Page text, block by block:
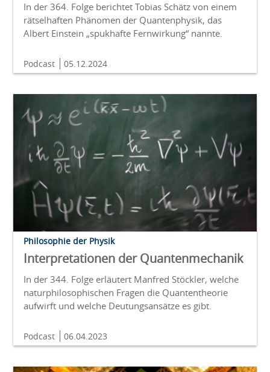
In der 364. Folge berichtet Tobias Schätz von einem
rätselhaften Phänomen der Quantenphysik, das
Albert Einstein „spukhafte Fernwirkung“ nannte.
Podcast 05.12.2024
Philosophie der Physik
Interpretationen der Quantenmechanik
In der 344. Folge erläutert Manfred Stöckler, welche
naturphilosophischen Fragen die Quantentheorie
aufwirft und welche Deutungsansätze es gibt.
Podcast 06.04.2023